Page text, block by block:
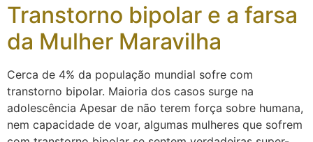
Transtorno bipolar e a farsa
da Mulher Maravilha
Cerca de 4% da população mundial sofre com
transtorno bipolar. Maioria dos casos surge na
adolescência Apesar de não terem força sobre humana,
nem capacidade de voar, algumas mulheres que sofrem